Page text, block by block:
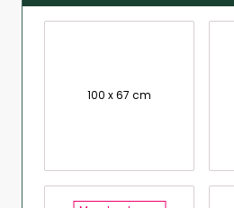
100 x 67 cm